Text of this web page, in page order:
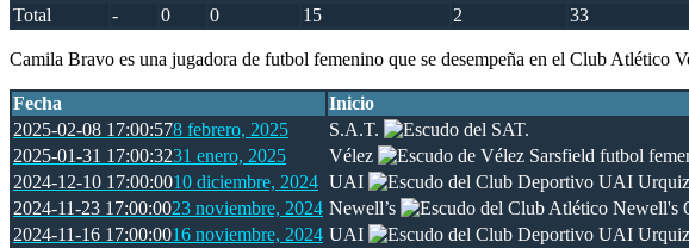
Total
- 0 0 15 2 33
Camila Bravo es una jugadora de futbol femenino que se desempeña en el Club Atlético
Fecha Inicio
2025-02-08 17:00:578 febrero, 2025 S.A.T.
2025-01-31 17:00:3231 enero, 2025 Vélez
2024-12-10 17:00:0010 diciembre, 2024 UAI
2024-11-23 17:00:0023 noviembre, 2024 Newell’s
2024-11-16 17:00:0016 noviembre, 2024 UAI